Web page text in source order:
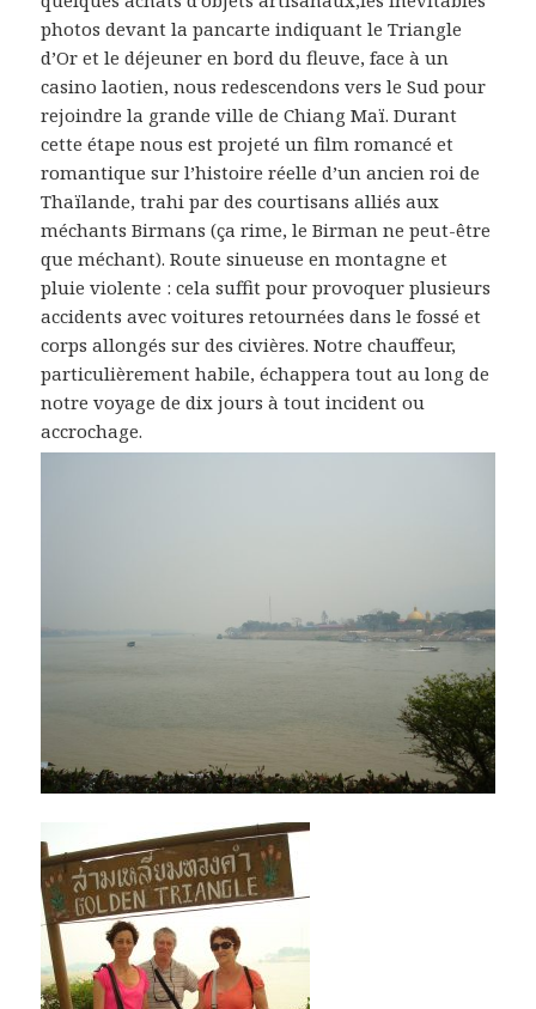
photos devant la pancarte indiquant le Triangle
d’Or et le déjeuner en bord du fleuve, face à un
casino laotien, nous redescendons vers le Sud pour
rejoindre la grande ville de Chiang Maï. Durant
cette étape nous est projeté un film romancé et
romantique sur l’histoire réelle d’un ancien roi de
Thaïlande, trahi par des courtisans alliés aux
méchants Birmans (ça rime, le Birman ne peut-être
que méchant). Route sinueuse en montagne et
pluie violente : cela suffit pour provoquer plusieurs
accidents avec voitures retournées dans le fossé et
corps allongés sur des civières. Notre chauffeur,
particulièrement habile, échappera tout au long de
notre voyage de dix jours à tout incident ou
accrochage.